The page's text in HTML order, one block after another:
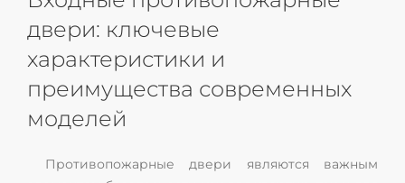
двери: ключевые
характеристики и
преимущества современных
моделей
Противопожарные двери являются важным